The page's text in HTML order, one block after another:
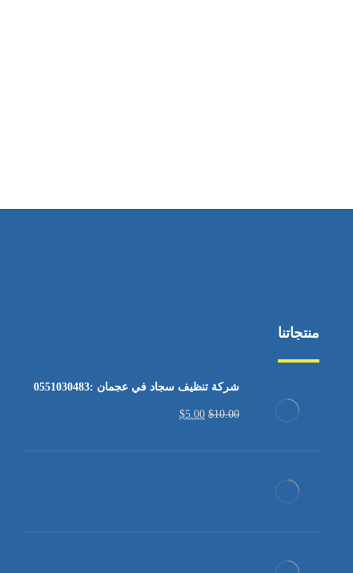
منتجاتنا
شركة تنظيف سجاد في عجمان :0551030483
$10.00
$5.00